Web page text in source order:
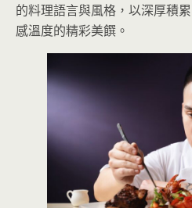
的料理語言與風格，以深厚積
感溫度的精彩美饌。